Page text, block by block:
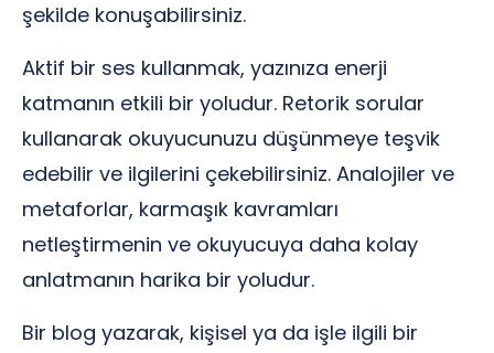
şekilde konuşabilirsiniz.
Aktif bir ses kullanmak, yazınıza enerji
katmanın etkili bir yoludur. Retorik sorular
kullanarak okuyucunuzu düşünmeye teşvik
edebilir ve ilgilerini çekebilirsiniz. Analojiler ve
metaforlar, karmaşık kavramları
netleştirmenin ve okuyucuya daha kolay
anlatmanın harika bir yoludur.
Bir blog yazarak, kişisel ya da işle ilgili bir